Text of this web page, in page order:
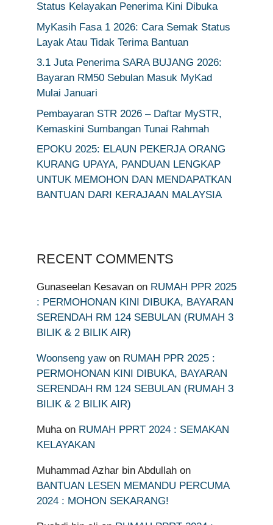
Status Kelayakan Penerima Kini Dibuka
MyKasih Fasa 1 2026: Cara Semak Status
Layak Atau Tidak Terima Bantuan
3.1 Juta Penerima SARA BUJANG 2026:
Bayaran RM50 Sebulan Masuk MyKad
Mulai Januari
Pembayaran STR 2026 – Daftar MySTR,
Kemaskini Sumbangan Tunai Rahmah
EPOKU 2025: ELAUN PEKERJA ORANG
KURANG UPAYA, PANDUAN LENGKAP
UNTUK MEMOHON DAN MENDAPATKAN
BANTUAN DARI KERAJAAN MALAYSIA
RECENT COMMENTS
Gunaseelan Kesavan on RUMAH PPR 2025
: PERMOHONAN KINI DIBUKA, BAYARAN
SERENDAH RM 124 SEBULAN (RUMAH 3
BILIK & 2 BILIK AIR)
Woonseng yawon RUMAH PPR 2025 :
PERMOHONAN KINI DIBUKA, BAYARAN
SERENDAH RM 124 SEBULAN (RUMAH 3
BILIK & 2 BILIK AIR)
Muhaon RUMAH PPRT 2024 : SEMAKAN
KELAYAKAN
Muhammad Azhar bin Abdullah on
BANTUAN LESEN MEMANDU PERCUMA
2024 : MOHON SEKARANG!